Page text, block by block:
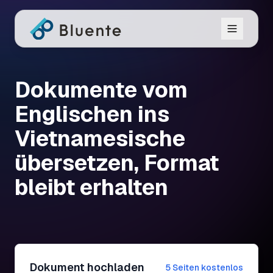
Dokumente vom
Englischen ins
Vietnamesische
übersetzen, Format
bleibt erhalten
Dokument hochladen 5 Seiten kostenlos